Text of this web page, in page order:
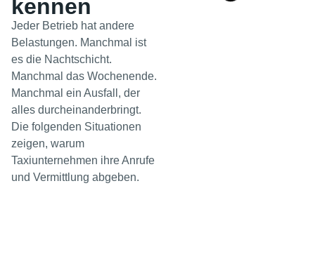
kennen
Jeder Betrieb hat andere
Belastungen. Manchmal ist
es die Nachtschicht.
Manchmal das Wochenende.
Manchmal ein Ausfall, der
alles durcheinanderbringt.
Die folgenden Situationen
zeigen, warum
Taxiunternehmen ihre Anrufe
und Vermittlung abgeben.